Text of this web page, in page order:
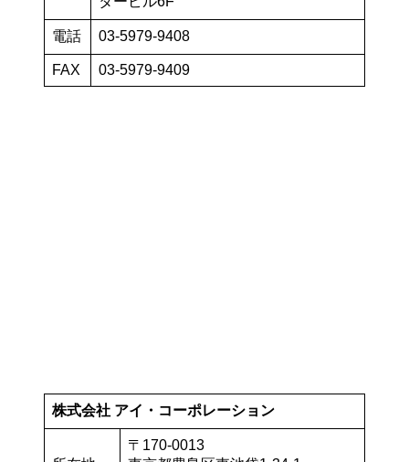
電話 03-5979-9408
FAX 03-5979-9409
株式会社 アイ・コーポレーション
〒170-0013